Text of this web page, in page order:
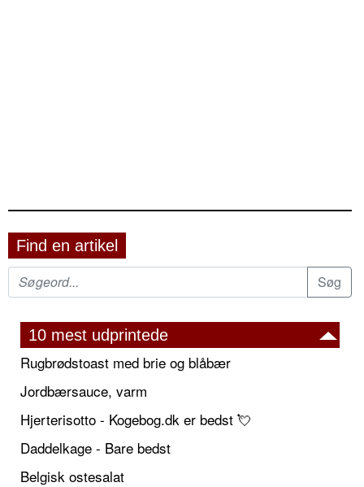
Find en artikel
10 mest udprintede
Rugbrødstoast med brie og blåbær
Jordbærsauce, varm
Hjerterisotto - Kogebog.dk er bedst 💘
Daddelkage - Bare bedst
Belgisk ostesalat